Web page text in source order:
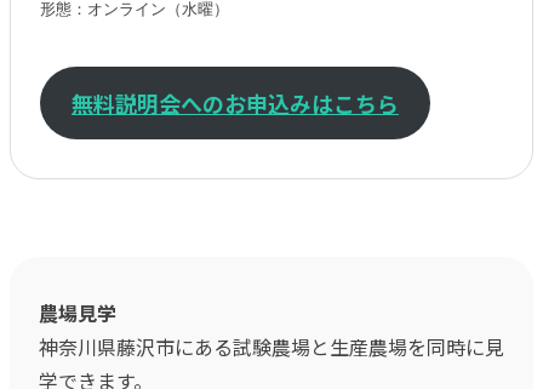
形態：オンライン（水曜）
無料説明会へのお申込みはこちら
農場見学
神奈川県藤沢市にある試験農場と生産農場を同時に見
学できます。